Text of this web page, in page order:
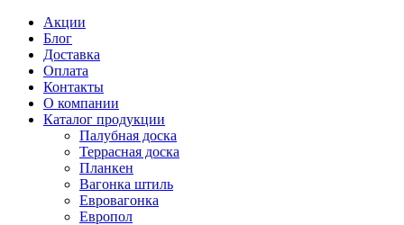
Акции
Блог
Доставка
Оплата
Контакты
О компании
Каталог продукции
Палубная доска
Террасная доска
Планкен
Вагонка штиль
Евровагонка
Европол